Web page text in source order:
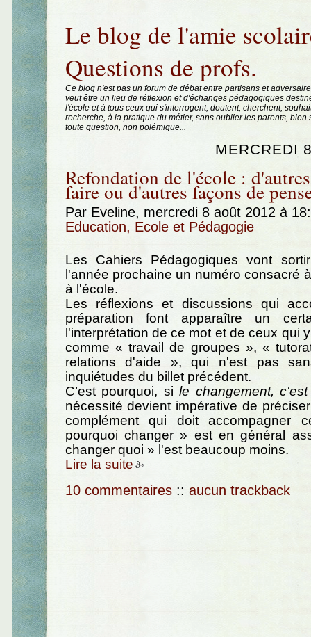
Le blog de l'amie
Questions de profs.
Ce blog n'est pas un forum de débat entre partisans et
veut être un lieu de réflexion et d'échanges pédagogiques
l'école et à tous ceux qui s'interrogent, doutent, cherchent,
recherche, à la pratique du métier, sans oublier les parents, bien
toute question, non polémique...
MERCREDI
Refondation de l'école :
faire ou d'autres façons de
Par Eveline, mercredi 8 août 2012 à
Education, Ecole et Pédagogie
Les Cahiers Pédagogiques vont
l'année prochaine un numéro consacré
à l'école.
Les réflexions et discussions qui
préparation font apparaître un
l'interprétation de ce mot et de ceux qui
comme « travail de groupes », «
relations d'aide », qui n'est pas
inquiétudes du billet précédent.
C’est pourquoi, sile changement,
nécessité devient impérative de
complément qui doit
pourquoi changer » est en général
changer quoi » l'est beaucoup moins.
Lire la suite
10 commentaires :: aucun trackback